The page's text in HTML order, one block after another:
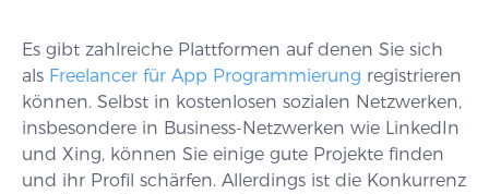
Es gibt zahlreiche Plattformen auf denen Sie sich
als Freelancer für App Programmierung registrieren
können. Selbst in kostenlosen sozialen Netzwerken,
insbesondere in Business-Netzwerken wie LinkedIn
und Xing, können Sie einige gute Projekte finden
und ihr Profil schärfen. Allerdings ist die Konkurrenz